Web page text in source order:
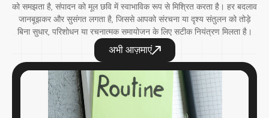
को समझता है, संपादन को मूल छवि में स्वाभाविक रूप से मिश्रित करता है। हर बदलाव
जानबूझकर और सुसंगत लगता है, जिससे आपको संरचना या दृश्य संतुलन को तोड़े
बिना सुधार, परिशोधन या रचनात्मक समायोजन के लिए सटीक नियंत्रण मिलता है।
अभी आज़माएं